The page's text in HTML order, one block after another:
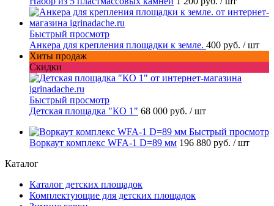
Быстрый просмотр
Анкера для крепления площадки к земле. 400 руб. / шт
Хиты продаж
Скидки
Быстрый просмотр
Детская площадка "КО 1" 68 000 руб. / шт
Быстрый просмотр
Воркаут комплекс WFA-1 D=89 мм 196 880 руб. / шт
Каталог
Каталог детских площадок
Комплектующие для детских площадок